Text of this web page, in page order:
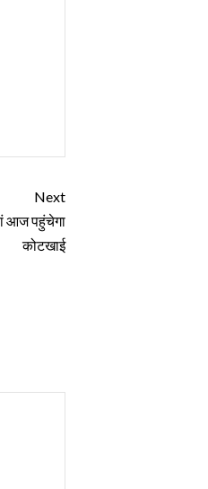
Next
आज पहुंचेगा
कोटखाई